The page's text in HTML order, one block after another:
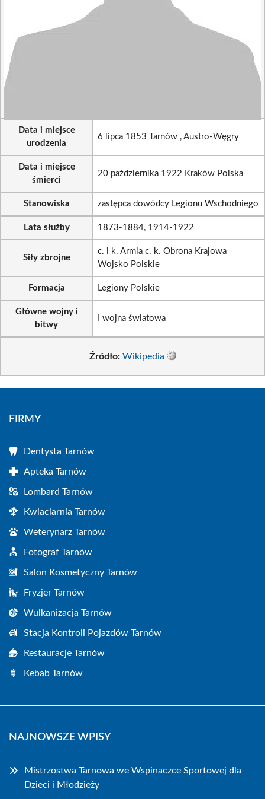
Data i miejsce
urodzenia
6 lipca 1853 Tarnów , Austro-Węgry
Data i miejsce
śmierci
20 października 1922 Kraków Polska
Stanowiska zastępca dowódcy Legionu Wschodniego
Lata służby 1873-1884, 1914-1922
Siły zbrojne
c. i k. Armia c. k. Obrona Krajowa
Wojsko Polskie
Formacja Legiony Polskie
Główne wojny i
bitwy
I wojna światowa
Źródło: Wikipedia
FIRMY
Dentysta Tarnów
Apteka Tarnów
Lombard Tarnów
Kwiaciarnia Tarnów
Weterynarz Tarnów
Fotograf Tarnów
Salon Kosmetyczny Tarnów
Fryzjer Tarnów
Wulkanizacja Tarnów
Stacja Kontroli Pojazdów Tarnów
Restauracje Tarnów
Kebab Tarnów
NAJNOWSZE WPISY
Mistrzostwa Tarnowa we Wspinaczce Sportowej dla
Dzieci i Młodzieży